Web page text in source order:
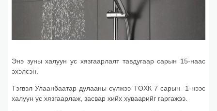
Энэ зуны халуун ус хязгаарлалт тавдугаар сарын 15-наас
эхэлсэн.
Тэгвэл Улаанбаатар дулааны сүлжээ ТӨХК 7 сарын 1-нээс
халуун ус хязгаарлаж, засвар хийх хуваарийг гаргажээ.